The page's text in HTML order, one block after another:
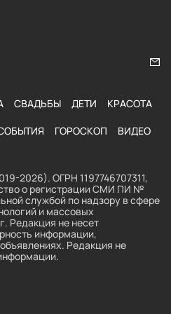
СВАДЬБЫ ДЕТИ КРАСОТА
ГОРОСКОП ВИДЕО
2026). ОГРН 1197746707311,
о регистрации СМИ ПИ №
службой по надзору в сфере
и массовых
Редакция не несет
информации,
Редакция не